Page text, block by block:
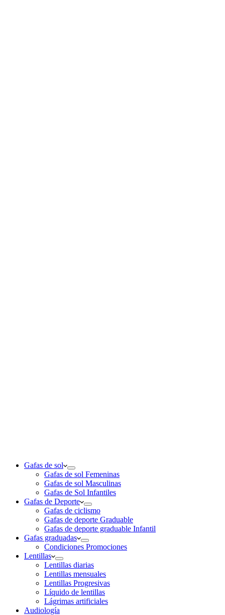
Gafas de sol
Gafas de sol Femeninas
Gafas de sol Masculinas
Gafas de Sol Infantiles
Gafas de Deporte
Gafas de ciclismo
Gafas de deporte Graduable
Gafas de deporte graduable Infantil
Gafas graduadas
Condiciones Promociones
Lentillas
Lentillas diarias
Lentillas mensuales
Lentillas Progresivas
Líquido de lentillas
Lágrimas artificiales
Audiología